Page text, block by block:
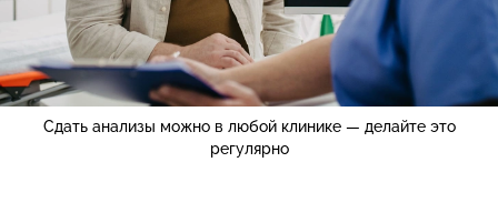
Сдать анализы можно в любой клинике — делайте это
регулярно